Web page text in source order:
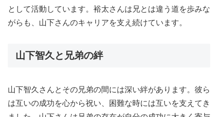
として活動しています。裕太さんは兄とは違う道を歩みな
がらも、山下さんのキャリアを支え続けています。
山下智久と兄弟の絆
山下智久さんとその兄弟の間には深い絆があります。彼ら
は互いの成功を心から祝い、困難な時には互いを支えてき